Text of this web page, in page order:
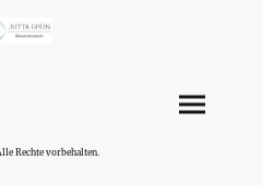
Rechte vorbehalten.